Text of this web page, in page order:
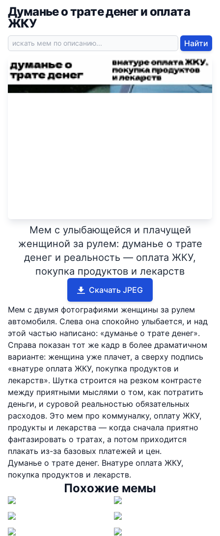
Думанье о трате денег и оплата
ЖКУ
Найти
Мем с улыбающейся и плачущей
женщиной за рулем: думанье о трате
денег и реальность — оплата ЖКУ,
покупка продуктов и лекарств
Скачать JPEG
Мем с двумя фотографиями женщины за рулем
автомобиля. Слева она спокойно улыбается, и над
этой частью написано: «думанье о трате денег».
Справа показан тот же кадр в более драматичном
варианте: женщина уже плачет, а сверху подпись
«внатуре оплата ЖКУ, покупка продуктов и
лекарств». Шутка строится на резком контрасте
между приятными мыслями о том, как потратить
деньги, и суровой реальностью обязательных
расходов. Это мем про коммуналку, оплату ЖКУ,
продукты и лекарства — когда сначала приятно
фантазировать о тратах, а потом приходится
плакать из-за базовых платежей и цен.
Думанье о трате денег. Внатуре оплата ЖКУ,
покупка продуктов и лекарств.
Похожие мемы